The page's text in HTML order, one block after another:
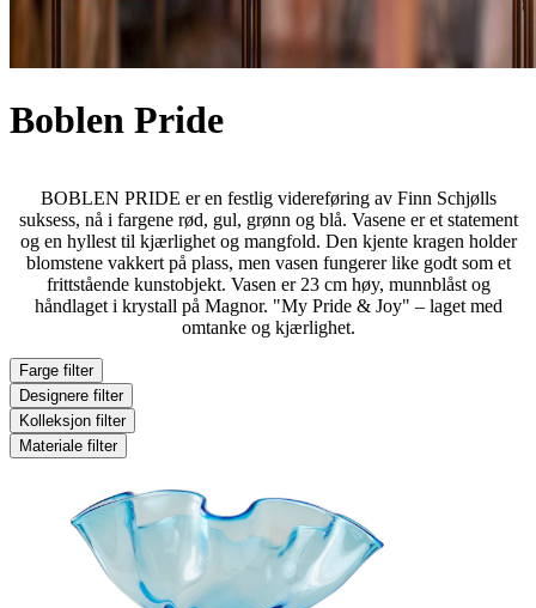
Boblen Pride
BOBLEN PRIDE er en festlig videreføring av Finn Schjølls
suksess, nå i fargene rød, gul, grønn og blå. Vasene er et statement
og en hyllest til kjærlighet og mangfold. Den kjente kragen holder
blomstene vakkert på plass, men vasen fungerer like godt som et
frittstående kunstobjekt. Vasen er 23 cm høy, munnblåst og
håndlaget i krystall på Magnor. "My Pride & Joy" – laget med
omtanke og kjærlighet.
Farge filter
Designere filter
Kolleksjon filter
Materiale filter